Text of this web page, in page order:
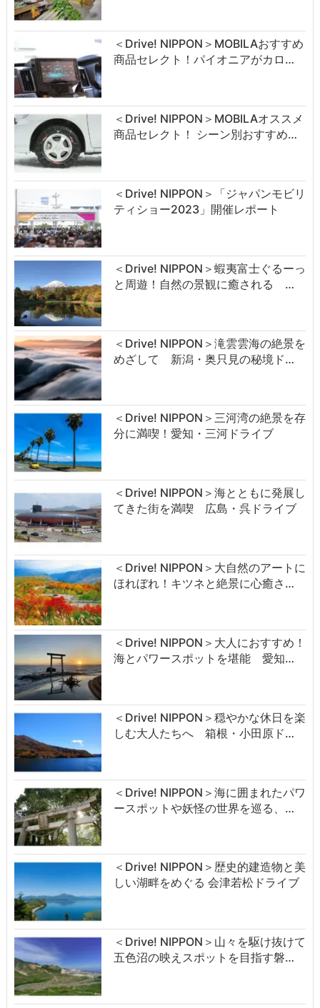
＜Drive! NIPPON＞MOBILAおすすめ
商品セレクト！パイオニアがカロ…
＜Drive! NIPPON＞MOBILAオススメ
商品セレクト！ シーン別おすすめ…
＜Drive! NIPPON＞「ジャパンモビリ
ティショー2023」開催レポート
＜Drive! NIPPON＞蝦夷富士ぐるーっ
と周遊！自然の景観に癒される …
＜Drive! NIPPON＞滝雲雲海の絶景を
めざして 新潟・奥只見の秘境ド…
＜Drive! NIPPON＞三河湾の絶景を存
分に満喫！愛知・三河ドライブ
＜Drive! NIPPON＞海とともに発展し
てきた街を満喫 広島・呉ドライブ
＜Drive! NIPPON＞大自然のアートに
ほれぼれ！キツネと絶景に心癒さ…
＜Drive! NIPPON＞大人におすすめ！
海とパワースポットを堪能 愛知…
＜Drive! NIPPON＞穏やかな休日を楽
しむ大人たちへ 箱根・小田原ド…
＜Drive! NIPPON＞海に囲まれたパワ
ースポットや妖怪の世界を巡る、…
＜Drive! NIPPON＞歴史的建造物と美
しい湖畔をめぐる 会津若松ドライブ
＜Drive! NIPPON＞山々を駆け抜けて
五色沼の映えスポットを目指す磐…